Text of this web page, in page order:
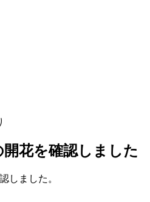
花を確認しました
しました。